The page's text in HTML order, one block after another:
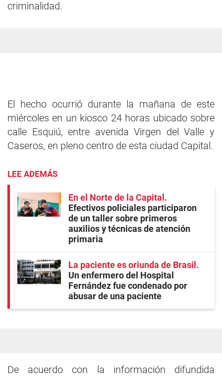
criminalidad.
El hecho ocurrió durante la mañana de este
miércoles en un kiosco 24 horas ubicado sobre
calle Esquiú, entre avenida Virgen del Valle y
Caseros, en pleno centro de esta ciudad Capital.
LEE ADEMÁS
En el Norte de la Capital
Efectivos policiales participaron
de un taller sobre primeros
auxilios y técnicas de atención
primaria
La paciente es oriunda de Brasil
Un enfermero del Hospital
Fernández fue condenado por
abusar de una paciente
De acuerdo con la información difundida